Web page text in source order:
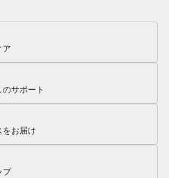
ア
サポート
をお届け
プ